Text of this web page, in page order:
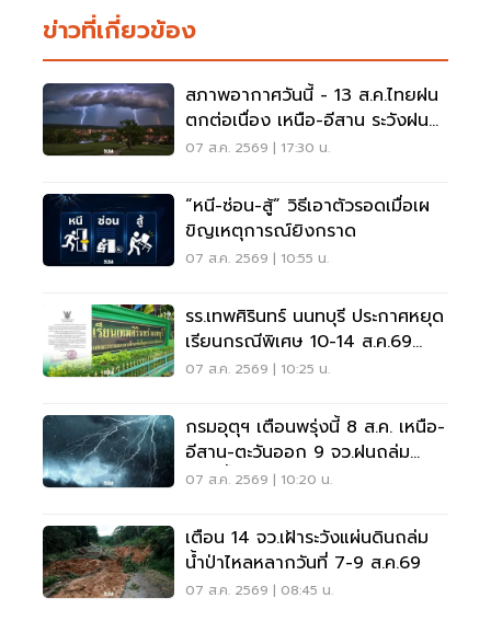
ข่าวที่เกี่ยวข้อง
สภาพอากาศวันนี้ - 13 ส.ค.ไทยฝน
ตกต่อเนื่อง เหนือ-อีสาน ระวังฝน
ตกหนักมากบางแห่ง
07 ส.ค. 2569 | 17:30 น.
“หนี-ซ่อน-สู้” วิธีเอาตัวรอดเมื่อเผ
ขิญเหตุการณ์ยิงกราด
07 ส.ค. 2569 | 10:55 น.
รร.เทพศิรินทร์ นนทบุรี ประกาศหยุด
เรียนกรณีพิเศษ 10-14 ส.ค.69
หลังเหตุกราดยิง
07 ส.ค. 2569 | 10:25 น.
กรมอุตุฯ เตือนพรุ่งนี้ 8 ส.ค. เหนือ-
อีสาน-ตะวันออก 9 จว.ฝนถล่ม
ระวังน้ำท่วมฉับพลัน
07 ส.ค. 2569 | 10:20 น.
เตือน 14 จว.เฝ้าระวังแผ่นดินถล่ม
น้ำป่าไหลหลากวันที่ 7-9 ส.ค.69
07 ส.ค. 2569 | 08:45 น.